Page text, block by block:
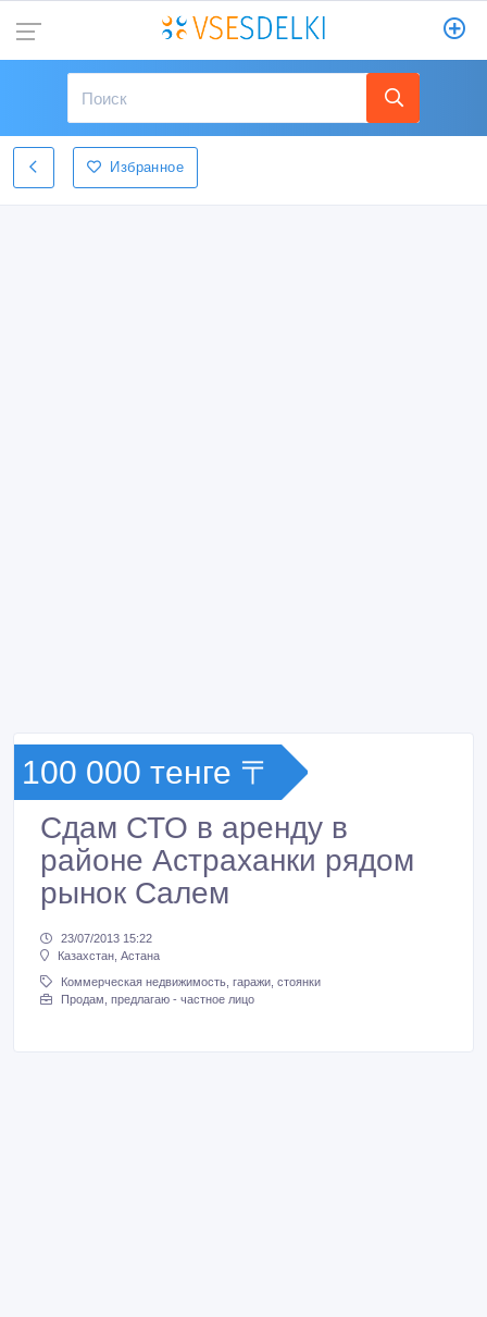
Избранное
100 000 тенге 〒
Сдам СТО в аренду в
районе Астраханки рядом
рынок Салем
23/07/2013 15:22
Казахстан, Астана
Коммерческая недвижимость, гаражи, стоянки
Продам, предлагаю - частное лицо